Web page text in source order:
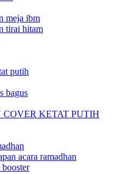
meja ibm
tirai hitam
putih
bagus
KETAT PUTIH
acara ramadhan